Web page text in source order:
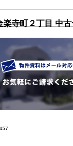
楽寺町２丁目 中